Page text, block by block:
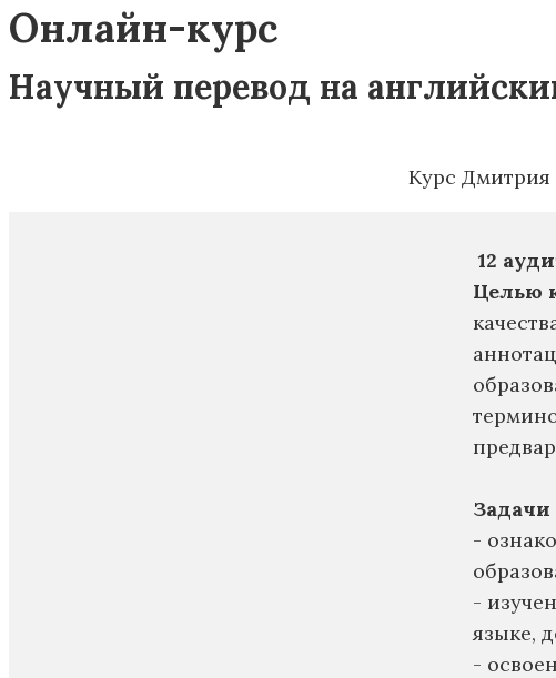
Онлайн-курс
Научный перевод на
Курс Дмитрия
12
Целью
Задачи
-
-
языке,
-